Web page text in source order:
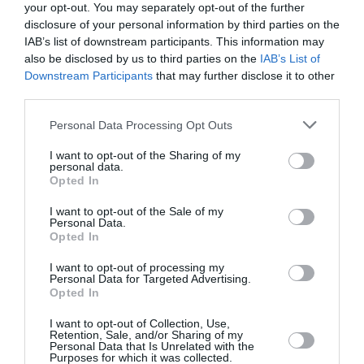
your opt-out. You may separately opt-out of the further
disclosure of your personal information by third parties on the
IAB’s list of downstream participants. This information may
also be disclosed by us to third parties on the IAB’s List of
Downstream Participants that may further disclose it to other
Personal Data Processing Opt Outs
I want to opt-out of the Sharing of my
personal data.
Opted In
I want to opt-out of the Sale of my
Personal Data.
Opted In
I want to opt-out of processing my
Personal Data for Targeted Advertising.
Opted In
I want to opt-out of Collection, Use,
Retention, Sale, and/or Sharing of my
Personal Data that Is Unrelated with the
Purposes for which it was collected.
alexcdg a commenté :
19 juillet 2016 - 23 h 01 min
ce qui me gene c’est que Twitter c ‘est privé
et son job chez UA n’a rien à voir avec ses idées,
donc pas normal de le virer pour des idées qui ne plaisent
Je me souviens avoir lu sur les reseaux sociaux des appels à
la trahison de Hollande VAlls, et meme a tondre Taubira. les
auteurs ont i perdu leur boulot?
FAIRE UN DON
Appel aux lecteurs !